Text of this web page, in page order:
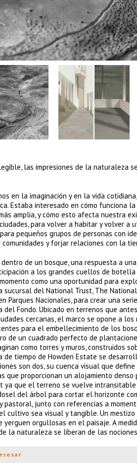
las impresiones de la naturaleza
en la imaginación y en la vida
Estaba interesado en cómo funciona
amplia, y cómo esto afecta nuestra
para volver a habitar y volver a
pequeños grupos de personas con
y forjar relaciones con la
de un bosque, una respuesta a
a los grandes cuellos de
como una oportunidad para
sucursal del National Trust, The
Nacionales, para crear una
Fondo. Ubicado en terrenos que
cercanas, el marco se opone a
para el embellecimiento de los
de un cuadrado perfecto de
como torres y muros, construidos
tiempo de Howden Estate se
son dos, su cuenca visual que
que proporcionan un alojamiento denso
que el terreno se vuelve intransitable
del árbol para cortar el horizonte
pastoral, junto con referencias a
cultivo sea visual y tangible. Un
orgullosas en el paisaje. A
la naturaleza se liberan de las